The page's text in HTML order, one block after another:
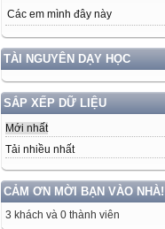
Các em mình đây này
TÀI NGUYÊN DẠY HỌC
SẮP XẾP DỮ LIỆU
Mới nhất
Tải nhiều nhất
CẢM ƠN MỜI BẠN VÀO NHÀ!
3 khách và 0 thành viên